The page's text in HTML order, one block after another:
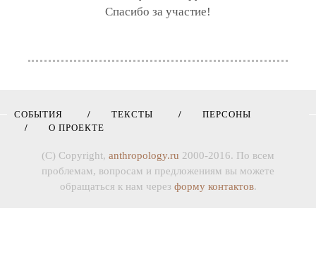
Спасибо за участие!
СОБЫТИЯ ТЕКСТЫ
ПЕРСОНЫ
О ПРОЕКТЕ
(C) Copyright, anthropology.ru 2000-2016. По всем
проблемам, вопросам и предложениям вы можете
обращаться к нам через форму контактов.